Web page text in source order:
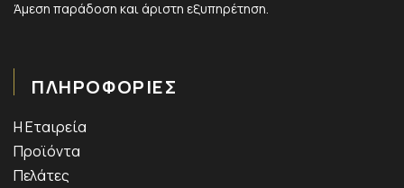
Άμεση παράδοση και άριστη εξυπηρέτηση.
ΠΛΗΡΟΦΟΡΙΕΣ
Η Εταιρεία
Προϊόντα
Πελάτες